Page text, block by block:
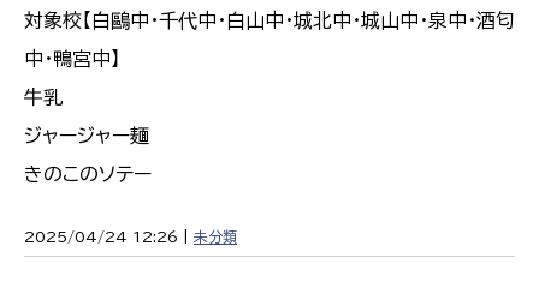
対象校【白鷗中・千代中・白山中・城北中・城山中・泉中・酒匂
中・鴨宮中】
牛乳
ジャージャー麺
きのこのソテー
2025/04/24 12:26 | 未分類